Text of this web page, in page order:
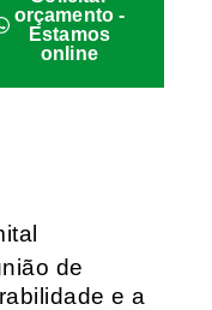
orçamento -
Estamos
online
de
e a